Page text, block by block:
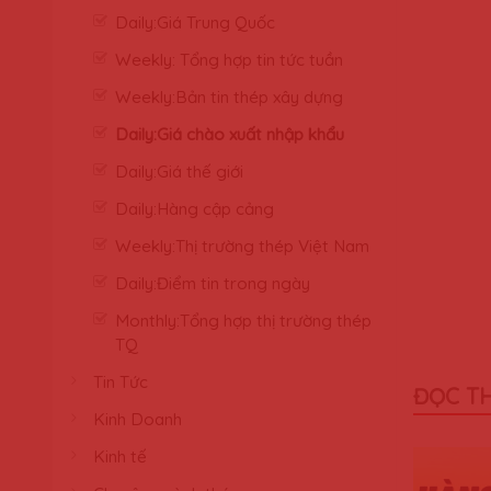
Daily:Giá Trung Quốc
Weekly: Tổng hợp tin tức tuần
Weekly:Bản tin thép xây dựng
Daily:Giá chào xuất nhập khẩu
Daily:Giá thế giới
Daily:Hàng cập cảng
Weekly:Thị trường thép Việt Nam
Daily:Điểm tin trong ngày
Monthly:Tổng hợp thị trường thép
TQ
Tin Tức
Kinh Doanh
Kinh tế